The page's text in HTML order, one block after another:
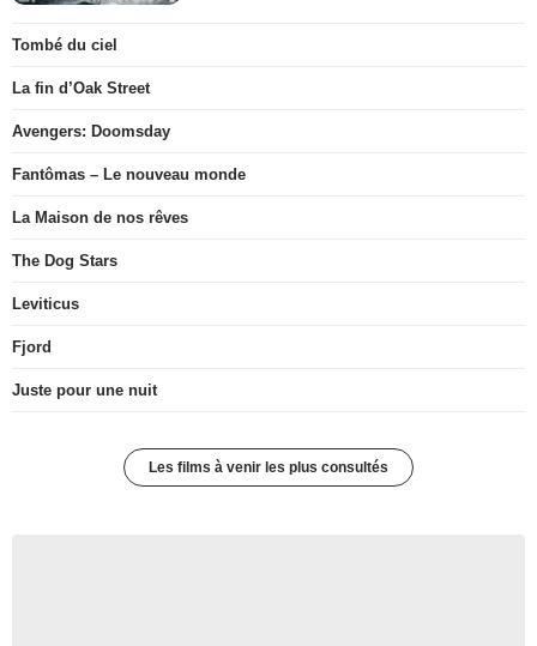
Tombé du ciel
La fin d’Oak Street
Avengers: Doomsday
Fantômas – Le nouveau monde
La Maison de nos rêves
The Dog Stars
Leviticus
Fjord
Juste pour une nuit
Les films à venir les plus consultés